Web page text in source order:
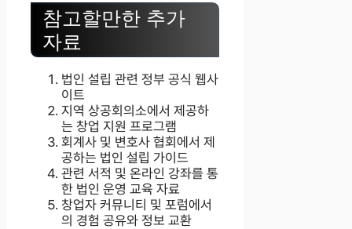
참고할만한 추가
자료
법인 설립 관련 정부 공식 웹사
이트
지역 상공회의소에서 제공하
는 창업 지원 프로그램
회계사 및 변호사 협회에서 제
공하는 법인 설립 가이드
관련 서적 및 온라인 강좌를 통
한 법인 운영 교육 자료
창업자 커뮤니티 및 포럼에서
의 경험 공유와 정보 교환